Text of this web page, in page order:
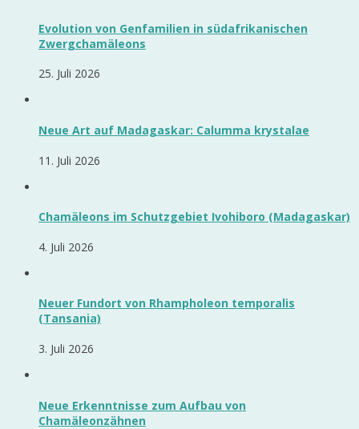
Evolution von Genfamilien in südafrikanischen
Zwergchamäleons
25. Juli 2026
Neue Art auf Madagaskar: Calumma krystalae
11. Juli 2026
Chamäleons im Schutzgebiet Ivohiboro (Madagaskar)
4. Juli 2026
Neuer Fundort von Rhampholeon temporalis
(Tansania)
3. Juli 2026
Neue Erkenntnisse zum Aufbau von
Chamäleonzähnen